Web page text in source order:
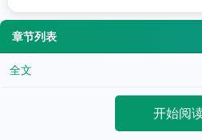
章节列表
全文
开始阅